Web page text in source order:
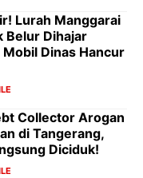
Lurah Manggarai
Belur Dihajar
Mobil Dinas Hancur
Collector Arogan
di Tangerang,
Diciduk!